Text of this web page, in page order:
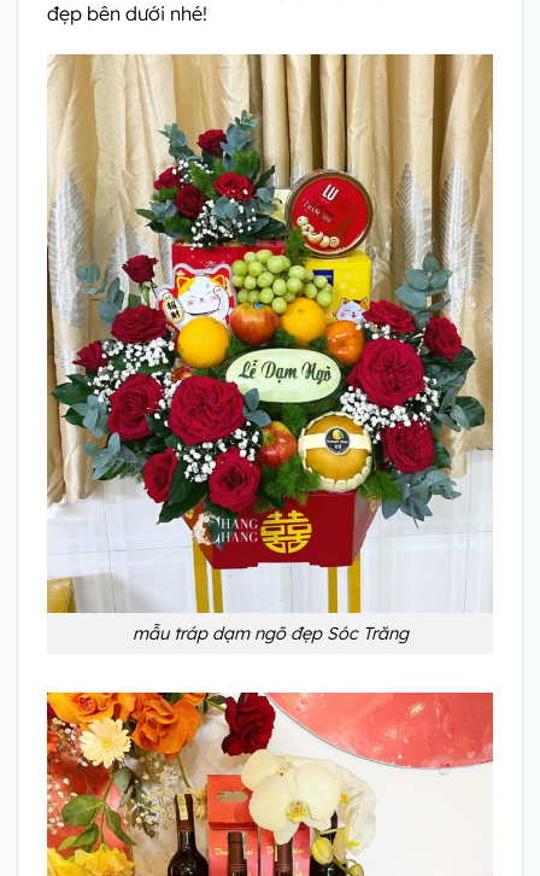
đẹp bên dưới nhé!
mẫu tráp dạm ngõ đẹp Sóc Trăng